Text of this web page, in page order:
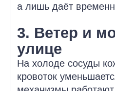
а лишь даёт
3. Ветер и
улице
На холоде сосуды
кровоток